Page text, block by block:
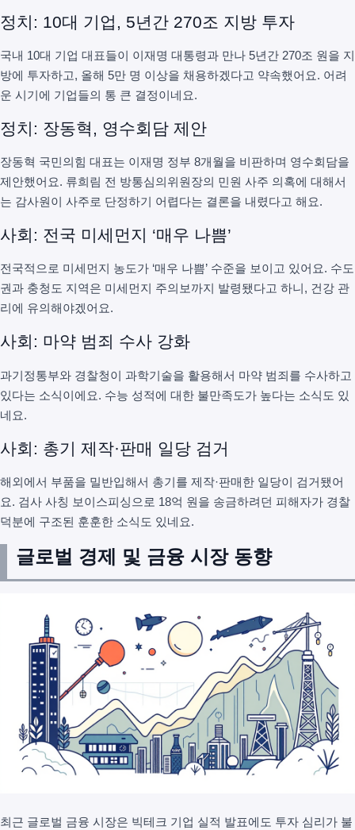
정치: 10대 기업, 5년간 270조 지방 투자
국내 10대 기업 대표들이 이재명 대통령과 만나 5년간 270조 원을 지
방에 투자하고, 올해 5만 명 이상을 채용하겠다고 약속했어요. 어려
운 시기에 기업들의 통 큰 결정이네요.
정치: 장동혁, 영수회담 제안
장동혁 국민의힘 대표는 이재명 정부 8개월을 비판하며 영수회담을
제안했어요. 류희림 전 방통심의위원장의 민원 사주 의혹에 대해서
는 감사원이 사주로 단정하기 어렵다는 결론을 내렸다고 해요.
사회: 전국 미세먼지 ‘매우 나쁨’
전국적으로 미세먼지 농도가 ‘매우 나쁨’ 수준을 보이고 있어요. 수도
권과 충청도 지역은 미세먼지 주의보까지 발령됐다고 하니, 건강 관
리에 유의해야겠어요.
사회: 마약 범죄 수사 강화
과기정통부와 경찰청이 과학기술을 활용해서 마약 범죄를 수사하고
있다는 소식이에요. 수능 성적에 대한 불만족도가 높다는 소식도 있
네요.
사회: 총기 제작·판매 일당 검거
해외에서 부품을 밀반입해서 총기를 제작·판매한 일당이 검거됐어
요. 검사 사칭 보이스피싱으로 18억 원을 송금하려던 피해자가 경찰
덕분에 구조된 훈훈한 소식도 있네요.
글로벌 경제 및 금융 시장 동향
최근 글로벌 금융 시장은 빅테크 기업 실적 발표에도 투자 심리가 불